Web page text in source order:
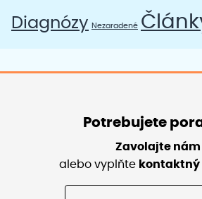
Diagnózy Nezaradené
Potrebujete
Zavolajte nám
alebo vyplňte